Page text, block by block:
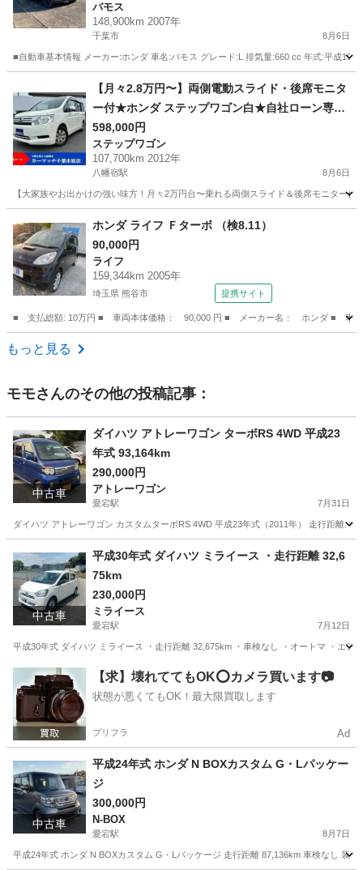
バモス
148,900km 2007年
千葉市 8月6日
■自動車基本情報 メーカー:ホンダ 車名:バモス グレード:L 排気量:660 cc 年式:平成19
バモス 車両
【月々2.8万円〜】両側電動スライド・後席モニタ
ー付★ホンダ ステップワゴン白★自社ローン専門
だからブラック・債務整理・他社否決でも審査通
過率90%超！
598,000円
ステップワゴン
107,700km 2012年
八幡宿駅 8月6日
【大家族やお出かけの強い味方！月々2万円台〜乗れる両側スライド＆後席モニター
八幡宿駅 ステップワゴン パール
ホンダ ライフ Ｆターボ （検8.11）
90,000円
ライフ
159,344km 2005年
埼玉県 熊谷市 提携サイト
■ 支払総額: 10万円 ■ 車両本体価格： 90,000 円 ■ メーカー名： ホンダ ■
埼玉 熊谷市
もっと見る
モモさんのその他の投稿記事：
中古車
ダイハツ アトレーワゴン ターボRS 4WD 平成23
年式 93,164km
290,000円
アトレーワゴン
愛宕駅 7月31日
ダイハツ アトレーワゴン カスタムターボRS 4WD 平成23年式（2011年） 走行距離:
愛宕駅 アトレーワゴン ターボ
中古車
平成30年式 ダイハツ ミライース ・走行距離 32,6
75km
230,000円
ミライース
愛宕駅 7月12日
平成30年式 ダイハツ ミライース ・走行距離 32,675km ・車検なし ・オートマ ・エ
千葉 野田市 愛宕駅 ミライース 走行距離
【求】壊れててもOK⭕️カメラ買います📷
状態が悪くてもOK！最大限買取します
プリフラ Ad
中古車
平成24年式 ホンダ N BOXカスタム G・Lパッケー
ジ
300,000円
N-BOX
愛宕駅 8月7日
平成24年式 ホンダ N BOXカスタム G・Lパッケージ 走行距離 87,136km 車検なし 装